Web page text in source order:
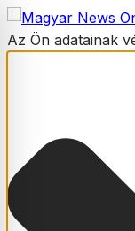
Az Ön adatainak